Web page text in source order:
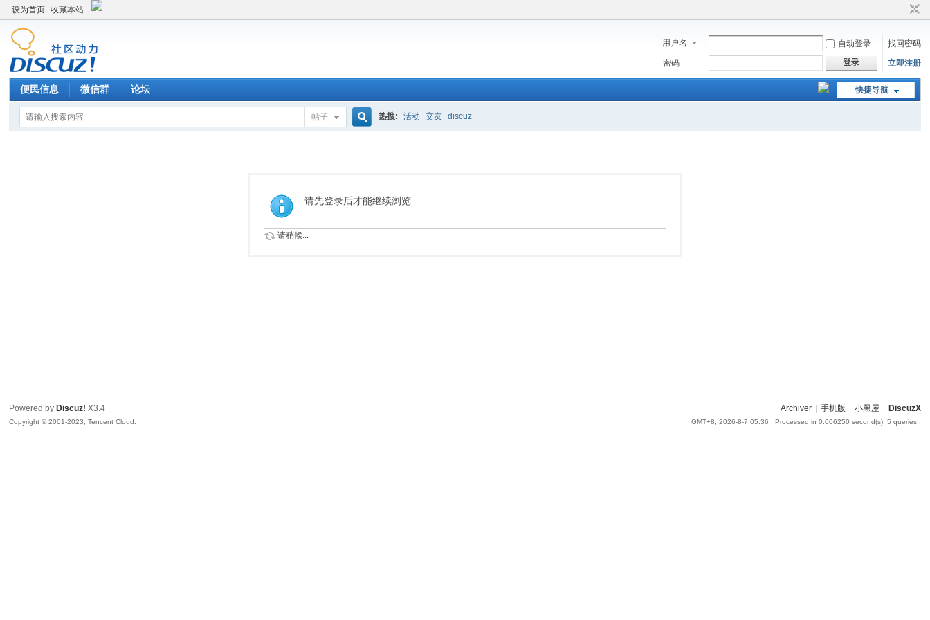
设为首页 收藏本站
用户名 自动登录
找回密码
密码
登录 立即注册
快捷导航
便民信息 微信群 论坛
帖子
索
热搜: 活动 交友 discuz
请先登录后才能继续浏览
请稍候...
Archiver 手机版 小黑屋 DiscuzX
GMT+8, 2026-8-7 05:36 , Processed in 0.006250 second(s), 5 queries .
Powered by Discuz! X3.4
Copyright © 2001-2023, Tencent Cloud.